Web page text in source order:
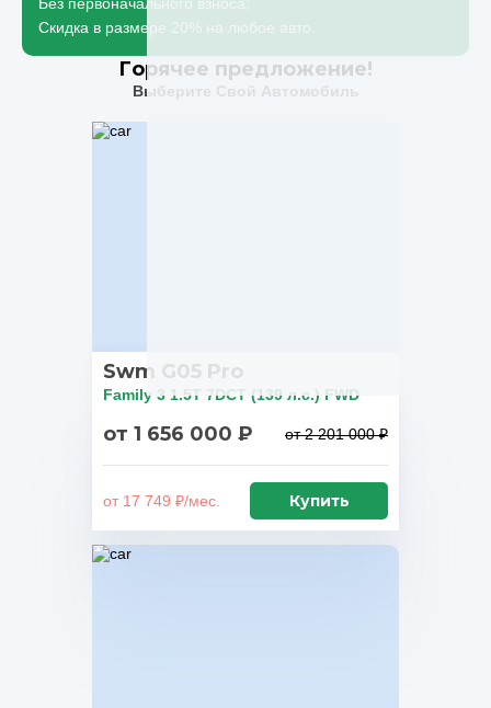
Скидка в размере 20% на любое авто.
Горячее предложение!
Выберите Свой Автомобиль
Swm G05 Pro
Family 3 1.5T 7DCT (139 л.с.) FWD
от 1 656 000 ₽ от 2 201 000 ₽
от 17 749 ₽/мес. Купить